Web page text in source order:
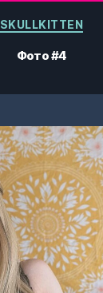
Категорії
SKULLKITTEN
Фото #4